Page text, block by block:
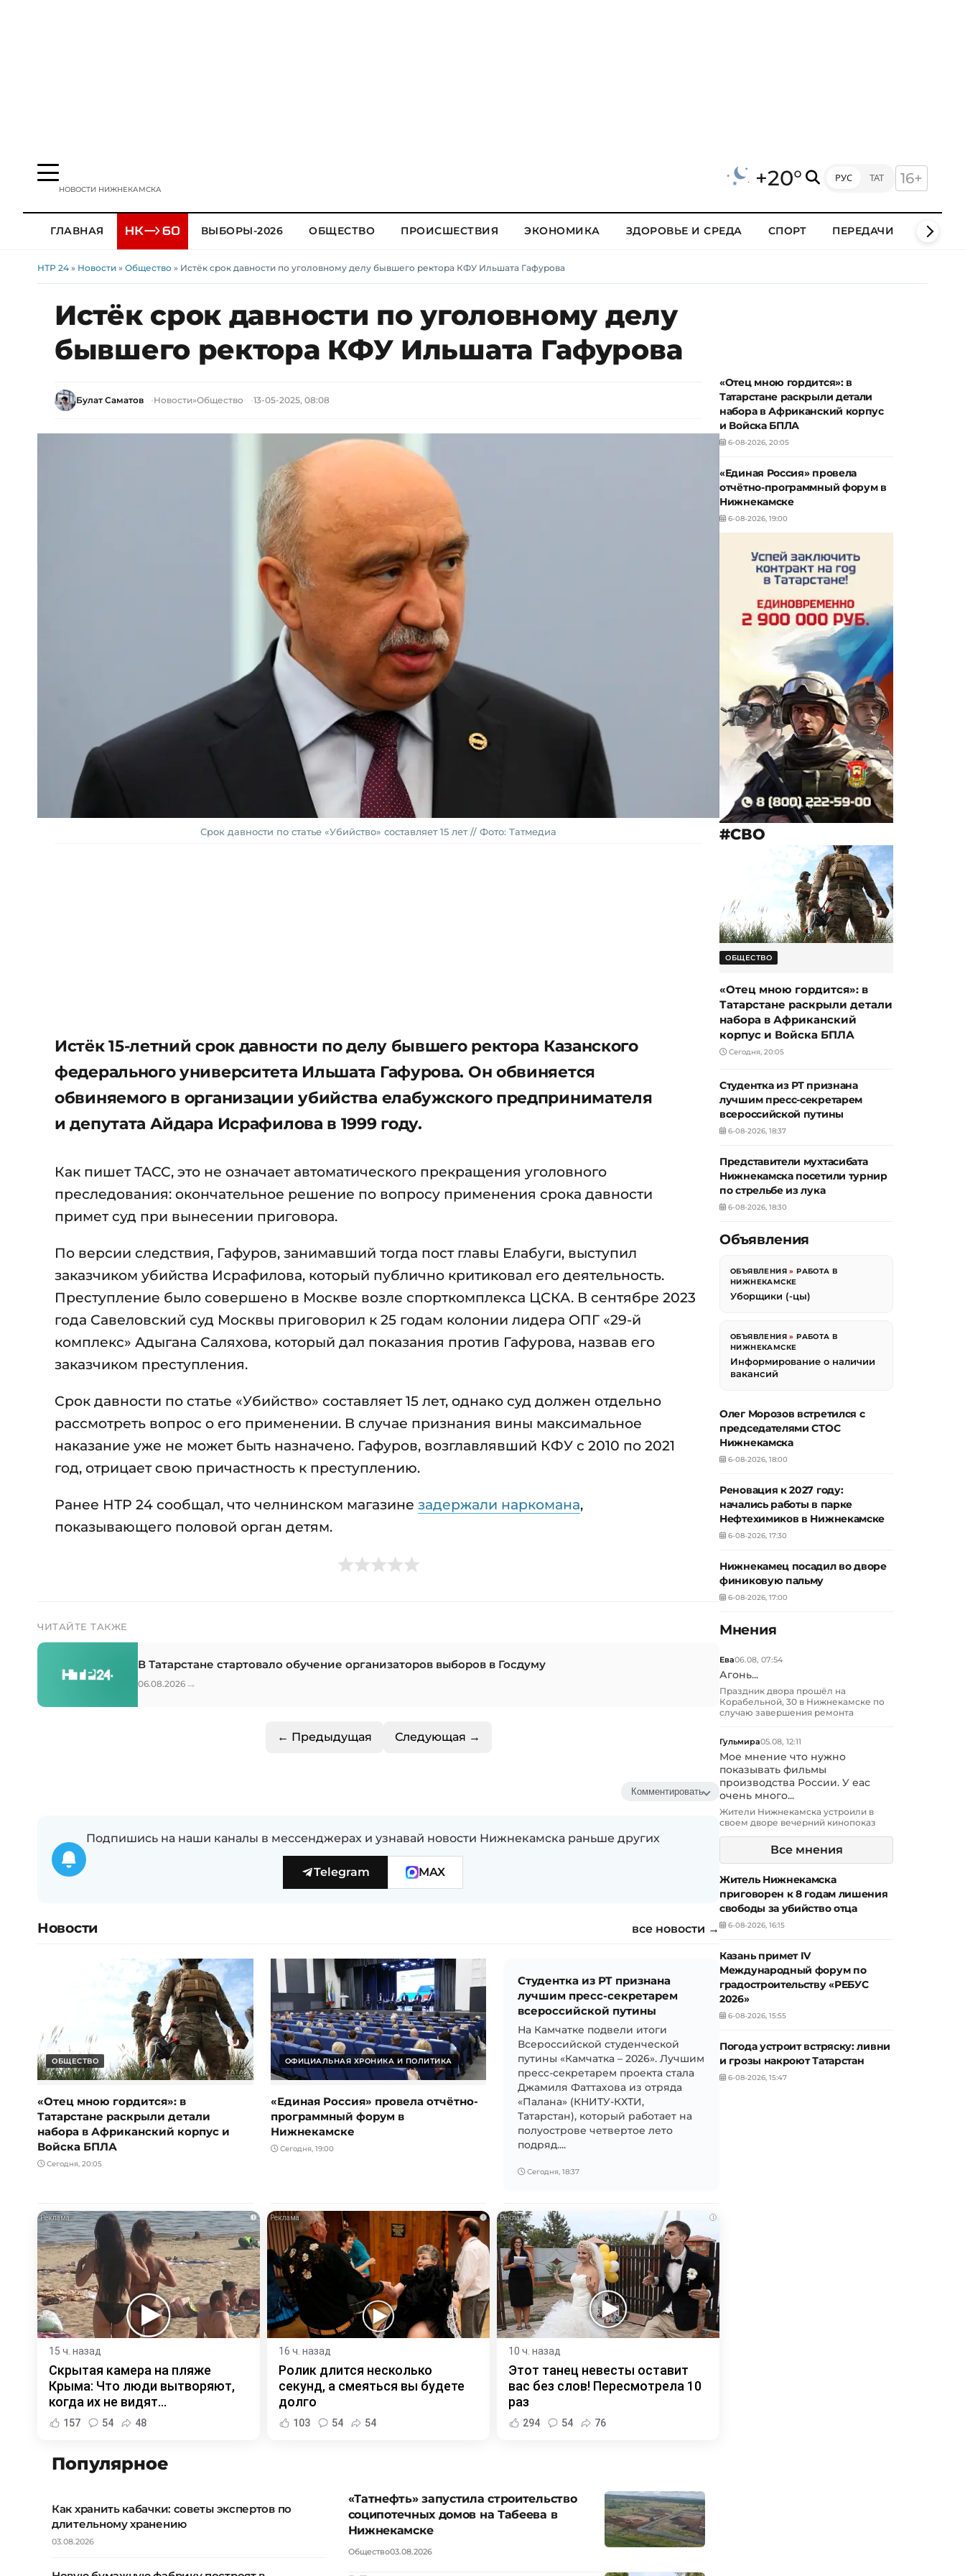
НОВОСТИ НИЖНЕКАМСКА +20° РУС ТАТ 16+
ГЛАВНАЯ ВЫБОРЫ-2026 ОБЩЕСТВО ПРОИСШЕСТВИЯ ЭКОНОМИКА ЗДОРОВЬЕ И СРЕДА СПОРТ ПЕРЕДАЧИ КЛИПЫ
НТР 24 » Новости » Общество » Истёк срок давности по уголовному делу бывшего ректора КФУ Ильшата Гафурова
Истёк срок давности по уголовному делу
бывшего ректора КФУ Ильшата Гафурова
Булат Саматов Новости»Общество 13-05-2025, 08:08
Срок давности по статье «Убийство» составляет 15 лет // Фото: Татмедиа
Истёк 15-летний срок давности по делу бывшего ректора Казанского
федерального университета Ильшата Гафурова. Он обвиняется
обвиняемого в организации убийства елабужского предпринимателя
и депутата Айдара Исрафилова в 1999 году.
Как пишет ТАСС, это не означает автоматического прекращения уголовного
преследования: окончательное решение по вопросу применения срока давности
примет суд при вынесении приговора.
По версии следствия, Гафуров, занимавший тогда пост главы Елабуги, выступил
заказчиком убийства Исрафилова, который публично критиковал его деятельность.
Преступление было совершено в Москве возле спорткомплекса ЦСКА. В сентябре 2023
года Савеловский суд Москвы приговорил к 25 годам колонии лидера ОПГ «29-й
комплекс» Адыгана Саляхова, который дал показания против Гафурова, назвав его
заказчиком преступления.
Срок давности по статье «Убийство» составляет 15 лет, однако суд должен отдельно
рассмотреть вопрос о его применении. В случае признания вины максимальное
наказание уже не может быть назначено. Гафуров, возглавлявший КФУ с 2010 по 2021
год, отрицает свою причастность к преступлению.
Ранее НТР 24 сообщал, что челнинском магазине задержали наркомана,
показывающего половой орган детям.
ЧИТАЙТЕ ТАКЖЕ
В Татарстане стартовало обучение организаторов выборов в Госдуму
06.08.2026 →
← Предыдущая Следующая →
Комментировать
Подпишись на наши каналы в мессенджерах и узнавай новости Нижнекамска раньше других
Telegram MAX
Новости все новости →
ОБЩЕСТВО
«Отец мною гордится»: в
Татарстане раскрыли детали
набора в Африканский корпус и
Войска БПЛА
Сегодня, 20:05
ОФИЦИАЛЬНАЯ ХРОНИКА И ПОЛИТИКА
«Единая Россия» провела отчётно-
программный форум в
Нижнекамске
Сегодня, 19:00
Студентка из РТ признана
лучшим пресс-секретарем
всероссийской путины
На Камчатке подвели итоги
Всероссийской студенческой
путины «Камчатка – 2026». Лучшим
пресс-секретарем проекта стала
Джамиля Фаттахова из отряда
«Палана» (КНИТУ-КХТИ,
Татарстан), который работает на
полуострове четвертое лето
подряд....
Сегодня, 18:37
i
15 ч. назад
Скрытая камера на пляже
Крыма: Что люди вытворяют,
когда их не видят...
157 54 48
i
16 ч. назад
Ролик длится несколько
секунд, а смеяться вы будете
долго
103 54 54
i
10 ч. назад
Этот танец невесты оставит
вас без слов! Пересмотрела 10
раз
294 54 76
Популярное
Как хранить кабачки: советы экспертов по
длительному хранению
03.08.2026
«Татнефть» запустила строительство
соципотечных домов на Табеева в
Нижнекамске
Общество03.08.2026
«Отец мною гордится»: в
Татарстане раскрыли детали
набора в Африканский корпус
и Войска БПЛА
6-08-2026, 20:05
«Единая Россия» провела
отчётно-программный форум в
Нижнекамске
6-08-2026, 19:00
#СВО
ОБЩЕСТВО
«Отец мною гордится»: в
Татарстане раскрыли детали
набора в Африканский
корпус и Войска БПЛА
Сегодня, 20:05
Студентка из РТ признана
лучшим пресс-секретарем
всероссийской путины
6-08-2026, 18:37
Представители мухтасибата
Нижнекамска посетили турнир
по стрельбе из лука
6-08-2026, 18:30
Объявления
ОБЪЯВЛЕНИЯ »РАБОТА В
НИЖНЕКАМСКЕ
Уборщики (-цы)
ОБЪЯВЛЕНИЯ »РАБОТА В
НИЖНЕКАМСКЕ
Информирование о наличии
вакансий
Олег Морозов встретился с
председателями СТОС
Нижнекамска
6-08-2026, 18:00
Реновация к 2027 году:
начались работы в парке
Нефтехимиков в Нижнекамске
6-08-2026, 17:30
Нижнекамец посадил во дворе
финиковую пальму
6-08-2026, 17:00
Мнения
Ева06.08, 07:54
Агонь...
Праздник двора прошёл на
Корабельной, 30 в Нижнекамске по
случаю завершения ремонта
Гульмира05.08, 12:11
Мое мнение что нужно
показывать фильмы
производства России. У еас
очень много...
Жители Нижнекамска устроили в
своем дворе вечерний кинопоказ
Все мнения
Житель Нижнекамска
приговорен к 8 годам лишения
свободы за убийство отца
6-08-2026, 16:15
Казань примет IV
Международный форум по
градостроительству «РЕБУС
2026»
6-08-2026, 15:55
Погода устроит встряску: ливни
и грозы накроют Татарстан
6-08-2026, 15:47